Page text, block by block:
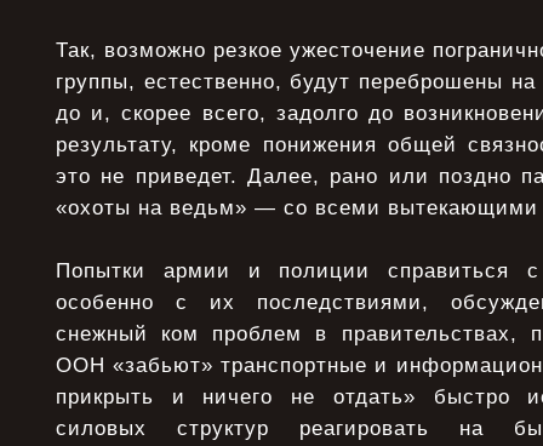
Так, возможно резкое ужесточение
группы, естественно, будут переброшены
до и, скорее всего, задолго до
результату, кроме понижения общей
это не приведет. Далее, рано или поздно
«охоты на ведьм» — со всеми вытекающими
Попытки армии и полиции справиться
особенно с их последствиями,
снежный ком проблем в правительствах,
ООН «забьют» транспортные и
прикрыть и ничего не отдать» быстро
силовых структур реагировать на